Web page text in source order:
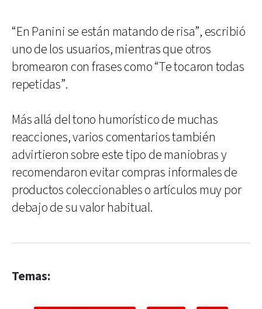
“En Panini se están matando de risa”, escribió
uno de los usuarios, mientras que otros
bromearon con frases como “Te tocaron todas
repetidas”.
Más allá del tono humorístico de muchas
reacciones, varios comentarios también
advirtieron sobre este tipo de maniobras y
recomendaron evitar compras informales de
productos coleccionables o artículos muy por
debajo de su valor habitual.
Temas: